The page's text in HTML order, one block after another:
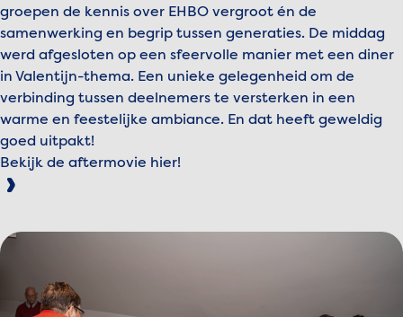
groepen de kennis over EHBO vergroot én de
samenwerking en begrip tussen generaties. De middag
werd afgesloten op een sfeervolle manier met een diner
in Valentijn-thema. Een unieke gelegenheid om de
verbinding tussen deelnemers te versterken in een
warme en feestelijke ambiance. En dat heeft geweldig
goed uitpakt!
Bekijk de aftermovie hier!
Bekijk afbeelding Heart%20to%20Heart%20-